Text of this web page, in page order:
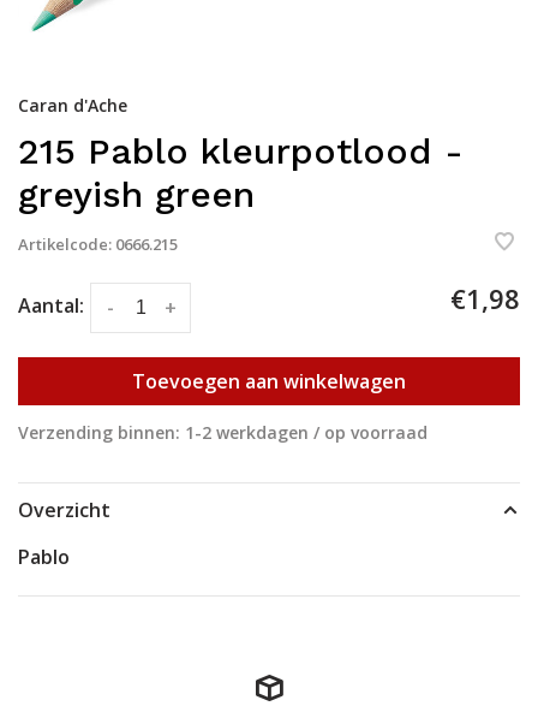
Caran d'Ache
215 Pablo kleurpotlood -
greyish green
Artikelcode: 0666.215
Aantal: +
- €1,98
Toevoegen aan winkelwagen
Verzending binnen: 1-2 werkdagen / op voorraad
Overzicht
Pablo